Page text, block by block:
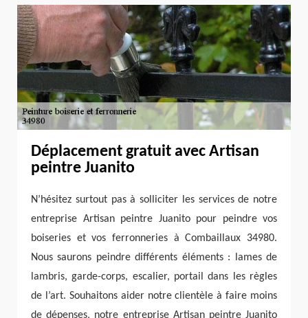
Déplacement gratuit avec Artisan
peintre Juanito
N’hésitez surtout pas à solliciter les services de notre
entreprise Artisan peintre Juanito pour peindre vos
boiseries et vos ferronneries à Combaillaux 34980.
Nous saurons peindre différents éléments : lames de
lambris, garde-corps, escalier, portail dans les règles
de l’art. Souhaitons aider notre clientèle à faire moins
de dépenses, notre entreprise Artisan peintre Juanito